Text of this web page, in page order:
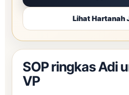
Lihat Hartanah
SOP ringkas Adi
VP